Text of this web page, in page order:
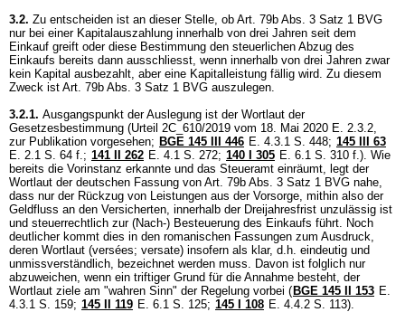
3.2. Zu entscheiden ist an dieser Stelle, ob Art. 79b Abs. 3 Satz 1 BVG
nur bei einer Kapitalauszahlung innerhalb von drei Jahren seit dem
Einkauf greift oder diese Bestimmung den steuerlichen Abzug des
Einkaufs bereits dann ausschliesst, wenn innerhalb von drei Jahren zwar
kein Kapital ausbezahlt, aber eine Kapitalleistung fällig wird. Zu diesem
Zweck ist Art. 79b Abs. 3 Satz 1 BVG auszulegen.
3.2.1. Ausgangspunkt der Auslegung ist der Wortlaut der
Gesetzesbestimmung (Urteil 2C_610/2019 vom 18. Mai 2020 E. 2.3.2,
zur Publikation vorgesehen; BGE 145 III 446 E. 4.3.1 S. 448; 145 III 63
E. 2.1 S. 64 f.; 141 II 262 E. 4.1 S. 272; 140 I 305 E. 6.1 S. 310 f.). Wie
bereits die Vorinstanz erkannte und das Steueramt einräumt, legt der
Wortlaut der deutschen Fassung von Art. 79b Abs. 3 Satz 1 BVG nahe,
dass nur der Rückzug von Leistungen aus der Vorsorge, mithin also der
Geldfluss an den Versicherten, innerhalb der Dreijahresfrist unzulässig ist
und steuerrechtlich zur (Nach-) Besteuerung des Einkaufs führt. Noch
deutlicher kommt dies in den romanischen Fassungen zum Ausdruck,
deren Wortlaut (versées; versate) insofern als klar, d.h. eindeutig und
unmissverständlich, bezeichnet werden muss. Davon ist folglich nur
abzuweichen, wenn ein triftiger Grund für die Annahme besteht, der
Wortlaut ziele am "wahren Sinn" der Regelung vorbei ( BGE 145 II 153 E.
4.3.1 S. 159; 145 II 119 E. 6.1 S. 125; 145 I 108 E. 4.4.2 S. 113).